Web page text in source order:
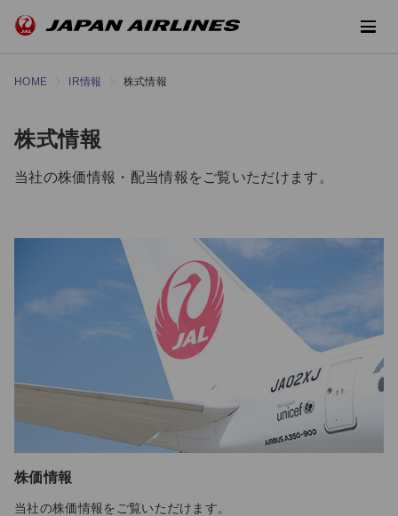
HOME IR情報 株式情報
株式情報
当社の株価情報・配当情報をご覧いただけます。
株価情報
当社の株価情報をご覧いただけます。